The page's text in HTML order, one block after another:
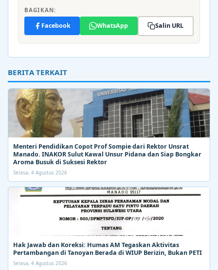
BAGIKAN:
Facebook WhatsApp Salin URL
BERITA TERKAIT
Menteri Pendidikan Copot Prof Sompie dari Rektor Unsrat
Manado. INAKOR Sulut Kawal Unsur Pidana dan Siap Bongkar
Aroma Busuk di Suksesi Rektor
Selasa, 4 Agustus 2026
Hak Jawab dan Koreksi: Humas AM Tegaskan Aktivitas
Pertambangan di Tanoyan Berada di WIUP Berizin, Bukan PETI
Selasa, 4 Agustus 2026